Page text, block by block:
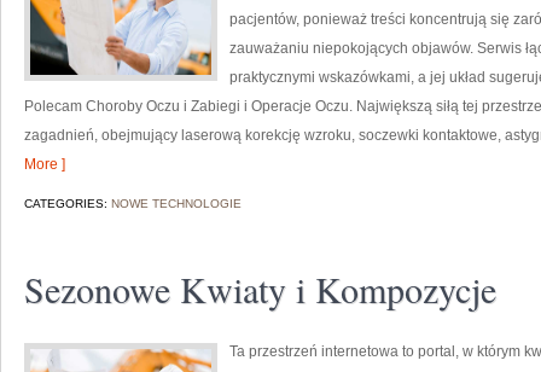
pacjentów, ponieważ treści koncentrują się
zauważaniu niepokojących objawów. Serwis
praktycznymi wskazówkami, a jej układ
Polecam Choroby Oczu i Zabiegi i Operacje Oczu. Największą siłą tej
zagadnień, obejmujący laserową korekcję wzroku, soczewki kontaktowe,
More ]
CATEGORIES: NOWE TECHNOLOGIE
Sezonowe Kwiaty i Kompozycje
Ta przestrzeń internetowa to portal, w którym